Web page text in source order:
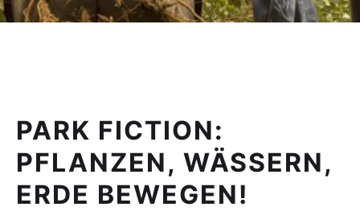
PARK FICTION:
PFLANZEN, WÄSSERN,
ERDE BEWEGEN!